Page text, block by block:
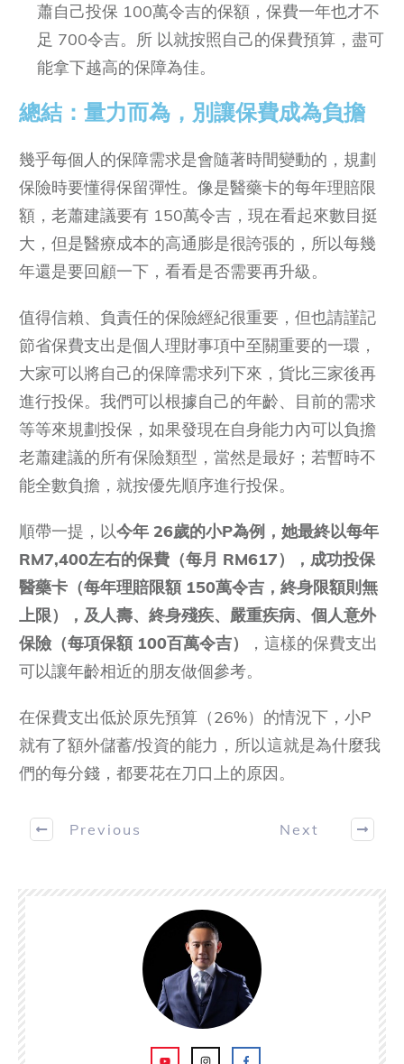
蕭自己投保 100萬令吉的保額，保費一年也才不
足 700令吉。所 以就按照自己的保費預算，盡可
能拿下越高的保障為佳。
總結：量力而為，別讓保費成為負擔
幾乎每個人的保障需求是會隨著時間變動的，規劃
保險時要懂得保留彈性。像是醫藥卡的每年理賠限
額，老蕭建議要有 150萬令吉，現在看起來數目挺
大，但是醫療成本的高通膨是很誇張的，所以每幾
年還是要回顧一下，看看是否需要再升級。
值得信賴、負責任的保險經紀很重要，但也請謹記
節省保費支出是個人理財事項中至關重要的一環，
大家可以將自己的保障需求列下來，貨比三家後再
進行投保。我們可以根據自己的年齡、目前的需求
等等來規劃投保，如果發現在自身能力內可以負擔
老蕭建議的所有保險類型，當然是最好；若暫時不
能全數負擔，就按優先順序進行投保。
順帶一提，以今年 26歲的小P為例，她最終以每年
RM7,400左右的保費（每月 RM617），成功投保
醫藥卡（每年理賠限額 150萬令吉，終身限額則無
上限），及人壽、終身殘疾、嚴重疾病、個人意外
保險（每項保額 100百萬令吉）
，這樣的保費支出
可以讓年齡相近的朋友做個參考。
在保費支出低於原先預算（26%）的情況下，小P
就有了額外儲蓄/投資的能力，所以這就是為什麼我
們的每分錢，都要花在刀口上的原因。
Previous Next